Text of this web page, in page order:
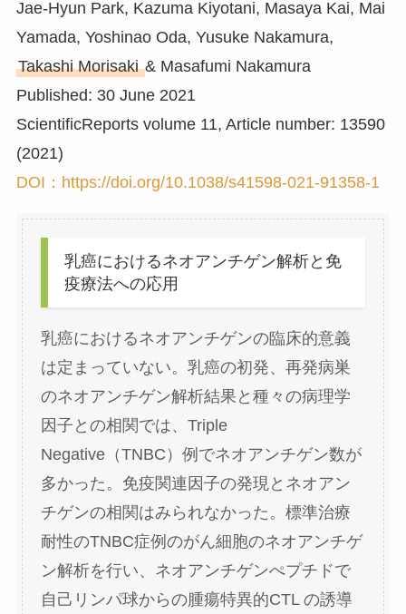
Jae-Hyun Park, Kazuma Kiyotani, Masaya Kai, Mai
Yamada, Yoshinao Oda, Yusuke Nakamura,
Takashi Morisaki& Masafumi Nakamura
Published: 30 June 2021
ScientificReports volume 11, Article number: 13590
(2021)
DOI：https://doi.org/10.1038/s41598-021-91358-1
乳癌におけるネオアンチゲン解析と免
疫療法への応用
乳癌におけるネオアンチゲンの臨床的意義
は定まっていない。乳癌の初発、再発病巣
のネオアンチゲン解析結果と種々の病理学
因子との相関では、Triple
Negative（TNBC）例でネオアンチゲン数が
多かった。免疫関連因子の発現とネオアン
チゲンの相関はみられなかった。標準治療
耐性のTNBC症例のがん細胞のネオアンチゲ
ン解析を行い、ネオアンチゲンぺプチドで
自己リンパ球からの腫瘍特異的CTL の誘導